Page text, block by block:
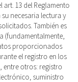
13 del Reglamento
su necesaria lectura y
También es
(fundamentalmente,
proporcionados
el registro en los
entre otros: registro
suministro